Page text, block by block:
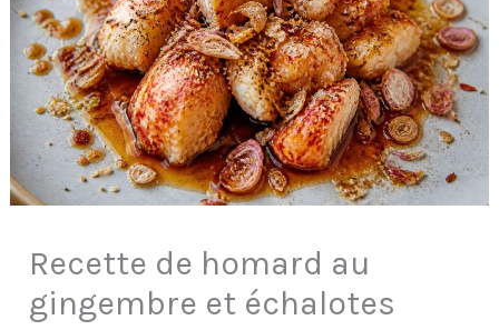
Recette de homard au
gingembre et échalotes